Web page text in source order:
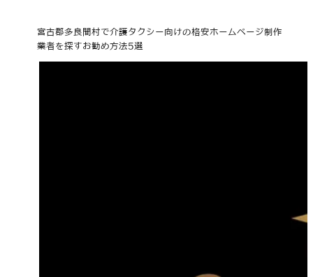
宮古郡多良間村で介護タクシー向けの格安ホームページ制作
業者を探すお勧め方法5選